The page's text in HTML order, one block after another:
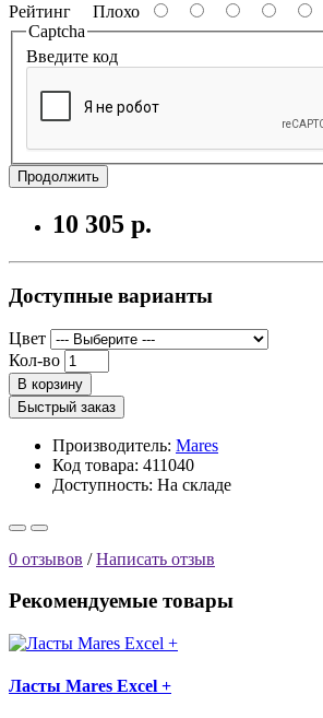
Рейтинг Плохо
Captcha
Введите код
Продолжить
10 305 р.
Доступные варианты
Цвет
Кол-во
В корзину
Быстрый заказ
Производитель: Mares
Код товара: 411040
Доступность: На складе
0 отзывов /Написать отзыв
Рекомендуемые товары
Ласты Mares Excel +